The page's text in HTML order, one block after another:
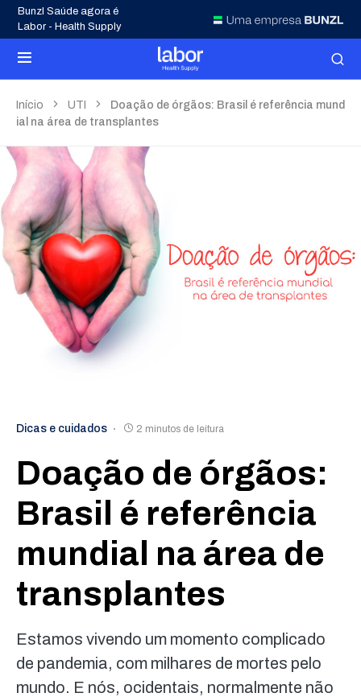
Bunzl Saúde agora é
Labor - Health Supply
Início UTI
Doação de órgãos: Brasil é referência mund
ial na área de transplantes
Dicas e cuidados 2 minutos de leitura
Doação de órgãos:
Brasil é referência
mundial na área de
transplantes
Estamos vivendo um momento complicado
de pandemia, com milhares de mortes pelo
mundo. E nós, ocidentais, normalmente não